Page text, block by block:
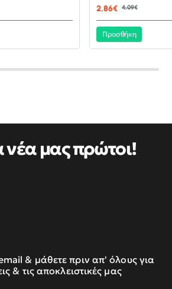
2,86€ 4,09€
Προσθήκη
νέα μας πρώτοι!
& μάθετε πριν απ' όλους για
& τις αποκλειστικές μας